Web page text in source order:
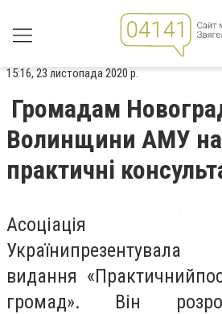
15:16, 23 листопада 2020 р.
Громадам
Волинщини АМУ
практичні
України
видання «Практичний
громад». Він